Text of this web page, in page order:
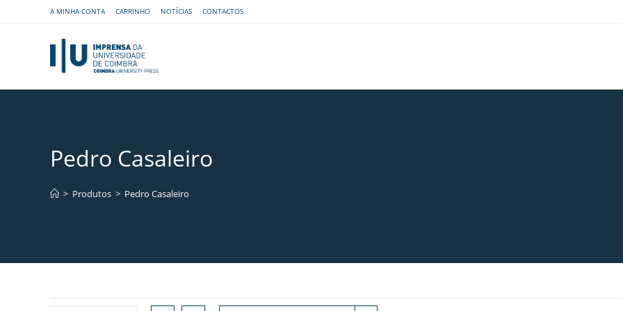
A MINHA CONTA CARRINHO NOTÍCIAS CONTACTOS
Pedro Casaleiro
> Produtos > Pedro Casaleiro